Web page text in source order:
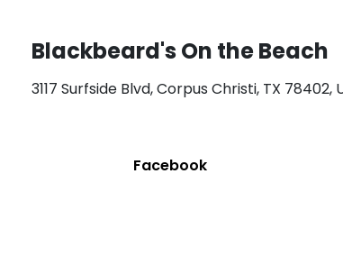
Blackbeard's On the Beach
3117 Surfside Blvd, Corpus Christi, TX 78402,
Facebook